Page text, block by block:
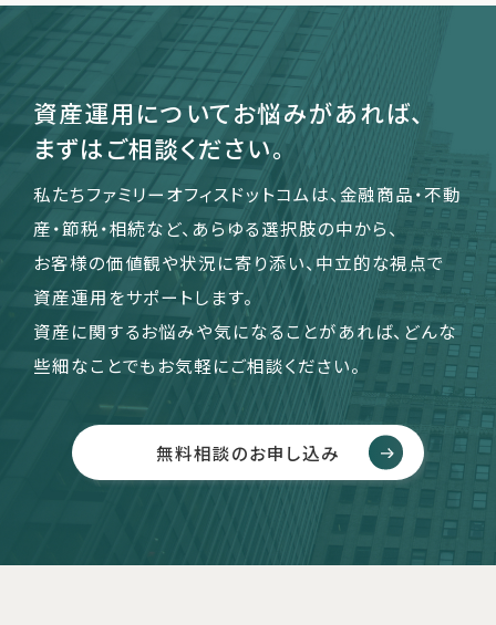
資産運用についてお悩みがあれば、
まずはご相談ください。
私たちファミリーオフィスドットコムは、金融商品・不動
産・節税・相続など、あらゆる選択肢の中から、
お客様の価値観や状況に寄り添い、中立的な視点で
資産運用をサポートします。
資産に関するお悩みや気になることがあれば、どんな
些細なことでもお気軽にご相談ください。
無料相談のお申し込み